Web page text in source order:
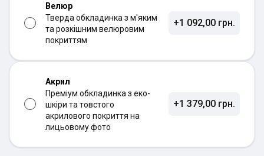
Велюр
Тверда обкладинка з м'яким
та розкішним велюровим
покриттям
+1 092,00 грн.
Акрил
Преміум обкладинка з еко-
шкіри та товстого
акрилового покриття на
лицьовому фото
+1 379,00 грн.